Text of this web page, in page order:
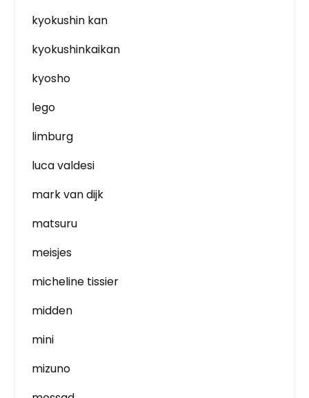
kyokushin kan
kyokushinkaikan
kyosho
lego
limburg
luca valdesi
mark van dijk
matsuru
meisjes
micheline tissier
midden
mini
mizuno